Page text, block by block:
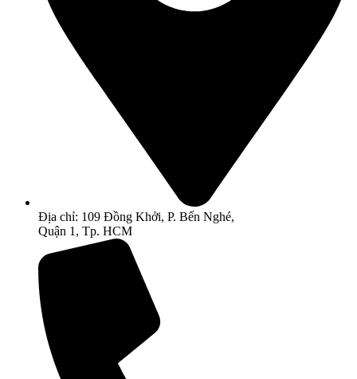
Địa chỉ: 109 Đồng Khởi, P. Bến Nghé,
Quận 1, Tp. HCM